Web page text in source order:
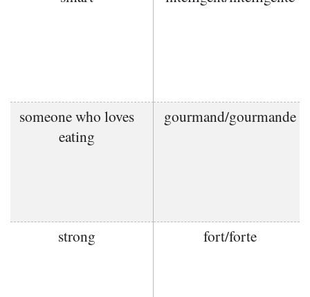
someone who loves
eating
gourmand/gourmande
strong fort/forte